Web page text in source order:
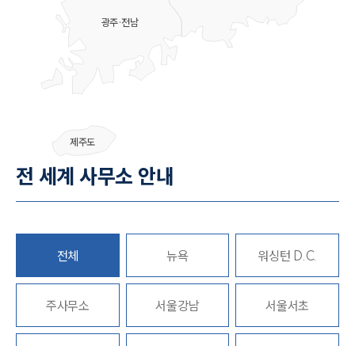
그룹소개
대륜의 강점
오시는 길
고객의 소리
통합검색
AI대륜
업무사례
광주·전남
제주도
전 세계 사무소 안내
전체 뉴욕 워싱턴 D.C.
주사무소 서울강남 서울서초